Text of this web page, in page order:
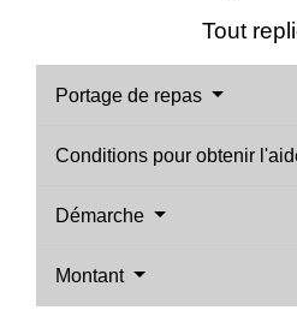
Tout
Portage de repas
Conditions pour obtenir
Démarche
Montant